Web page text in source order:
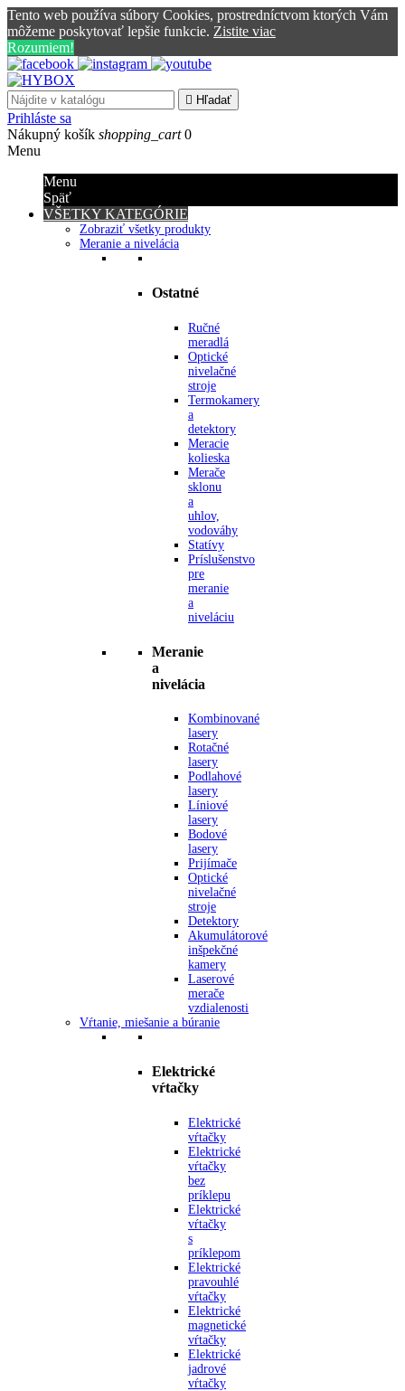
Tento web používa súbory Cookies, prostredníctvom ktorých Vám
môžeme poskytovať lepšie funkcie. Zistite viac
Rozumiem!
 Hľadať
Prihláste sa
Nákupný košík shopping_cart 0
Menu
Menu
Späť
VŠETKY KATEGÓRIE
Zobraziť všetky produkty
Meranie a nivelácia
Ostatné
Ručné
meradlá
Optické
nivelačné
stroje
Termokamery
a
detektory
Meracie
kolieska
Merače
sklonu
a
uhlov,
vodováhy
Statívy
Príslušenstvo
pre
meranie
a
niveláciu
Meranie
a
nivelácia
Kombinované
lasery
Rotačné
lasery
Podlahové
lasery
Líniové
lasery
Bodové
lasery
Prijímače
Optické
nivelačné
stroje
Detektory
Akumulátorové
inšpekčné
kamery
Laserové
merače
vzdialenosti
Vŕtanie, miešanie a búranie
Elektrické
vŕtačky
Elektrické
vŕtačky
Elektrické
vŕtačky
bez
príklepu
Elektrické
vŕtačky
s
príklepom
Elektrické
pravouhlé
vŕtačky
Elektrické
magnetické
vŕtačky
Elektrické
jadrové
vŕtačky